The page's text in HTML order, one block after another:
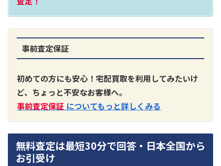
A3300 真空管プリアンプ
買取価格：お問合せください
SONY
事前査定保証
初めての方にも安心！宅配買取を利用してみたいけ
ど、ちょっと不安なお客様へ。
事前査定保証 についてもっと詳しくみる
無料査定は最短30分で回答・日本全国から
お引受け